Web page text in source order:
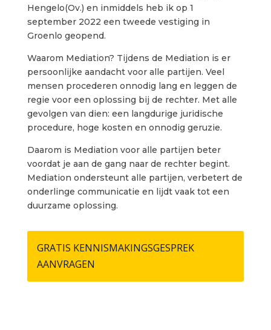
Hengelo(Ov.) en inmiddels heb ik op 1
september 2022 een tweede vestiging in
Groenlo geopend.
Waarom Mediation? Tijdens de Mediation is er
persoonlijke aandacht voor alle partijen. Veel
mensen procederen onnodig lang en leggen de
regie voor een oplossing bij de rechter. Met alle
gevolgen van dien: een langdurige juridische
procedure, hoge kosten en onnodig geruzie.
Daarom is Mediation voor alle partijen beter
voordat je aan de gang naar de rechter begint.
Mediation ondersteunt alle partijen, verbetert de
onderlinge communicatie en lijdt vaak tot een
duurzame oplossing.
GRATIS KENNISMAKINGSGESPREK
AANVRAGEN